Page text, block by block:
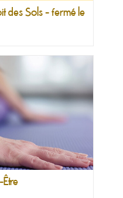
des Sols - fermé le